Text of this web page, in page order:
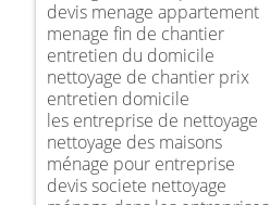
devis menage appartement
menage fin de chantier
entretien du domicile
nettoyage de chantier prix
entretien domicile
les entreprise de nettoyage
nettoyage des maisons
ménage pour entreprise
devis societe nettoyage